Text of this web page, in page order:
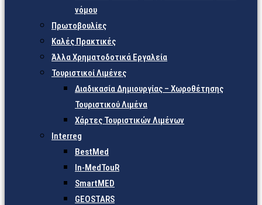
νόμου
Πρωτοβουλίες
Καλές Πρακτικές
Άλλα Χρηματοδοτικά Εργαλεία
Τουριστικοί Λιμένες
Διαδικασία Δημιουργίας – Χωροθέτησης
Τουριστικού Λιμένα
Χάρτες Τουριστικών Λιμένων
Interreg
BestMed
In-MedTouR
SmartMED
GEOSTARS